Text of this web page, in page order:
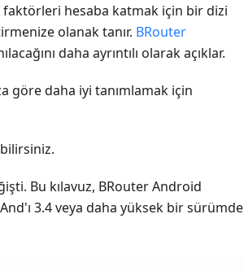
faktörleri hesaba katmak için bir dizi
olanak tanır. BRouter
daha ayrıntılı olarak açıklar.
göre daha iyi tanımlamak için
Bu kılavuz, BRouter Android
3.4 veya daha yüksek bir sürümde